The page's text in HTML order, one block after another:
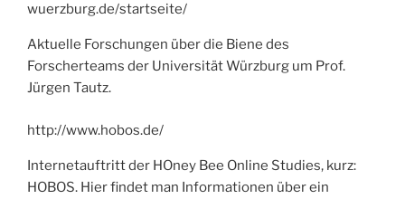
wuerzburg.de/startseite/
Aktuelle Forschungen über die Biene des
Forscherteams der Universität Würzburg um Prof.
Jürgen Tautz.
http://www.hobos.de/
Internetauftritt der HOney Bee Online Studies, kurz:
HOBOS. Hier findet man Informationen über ein